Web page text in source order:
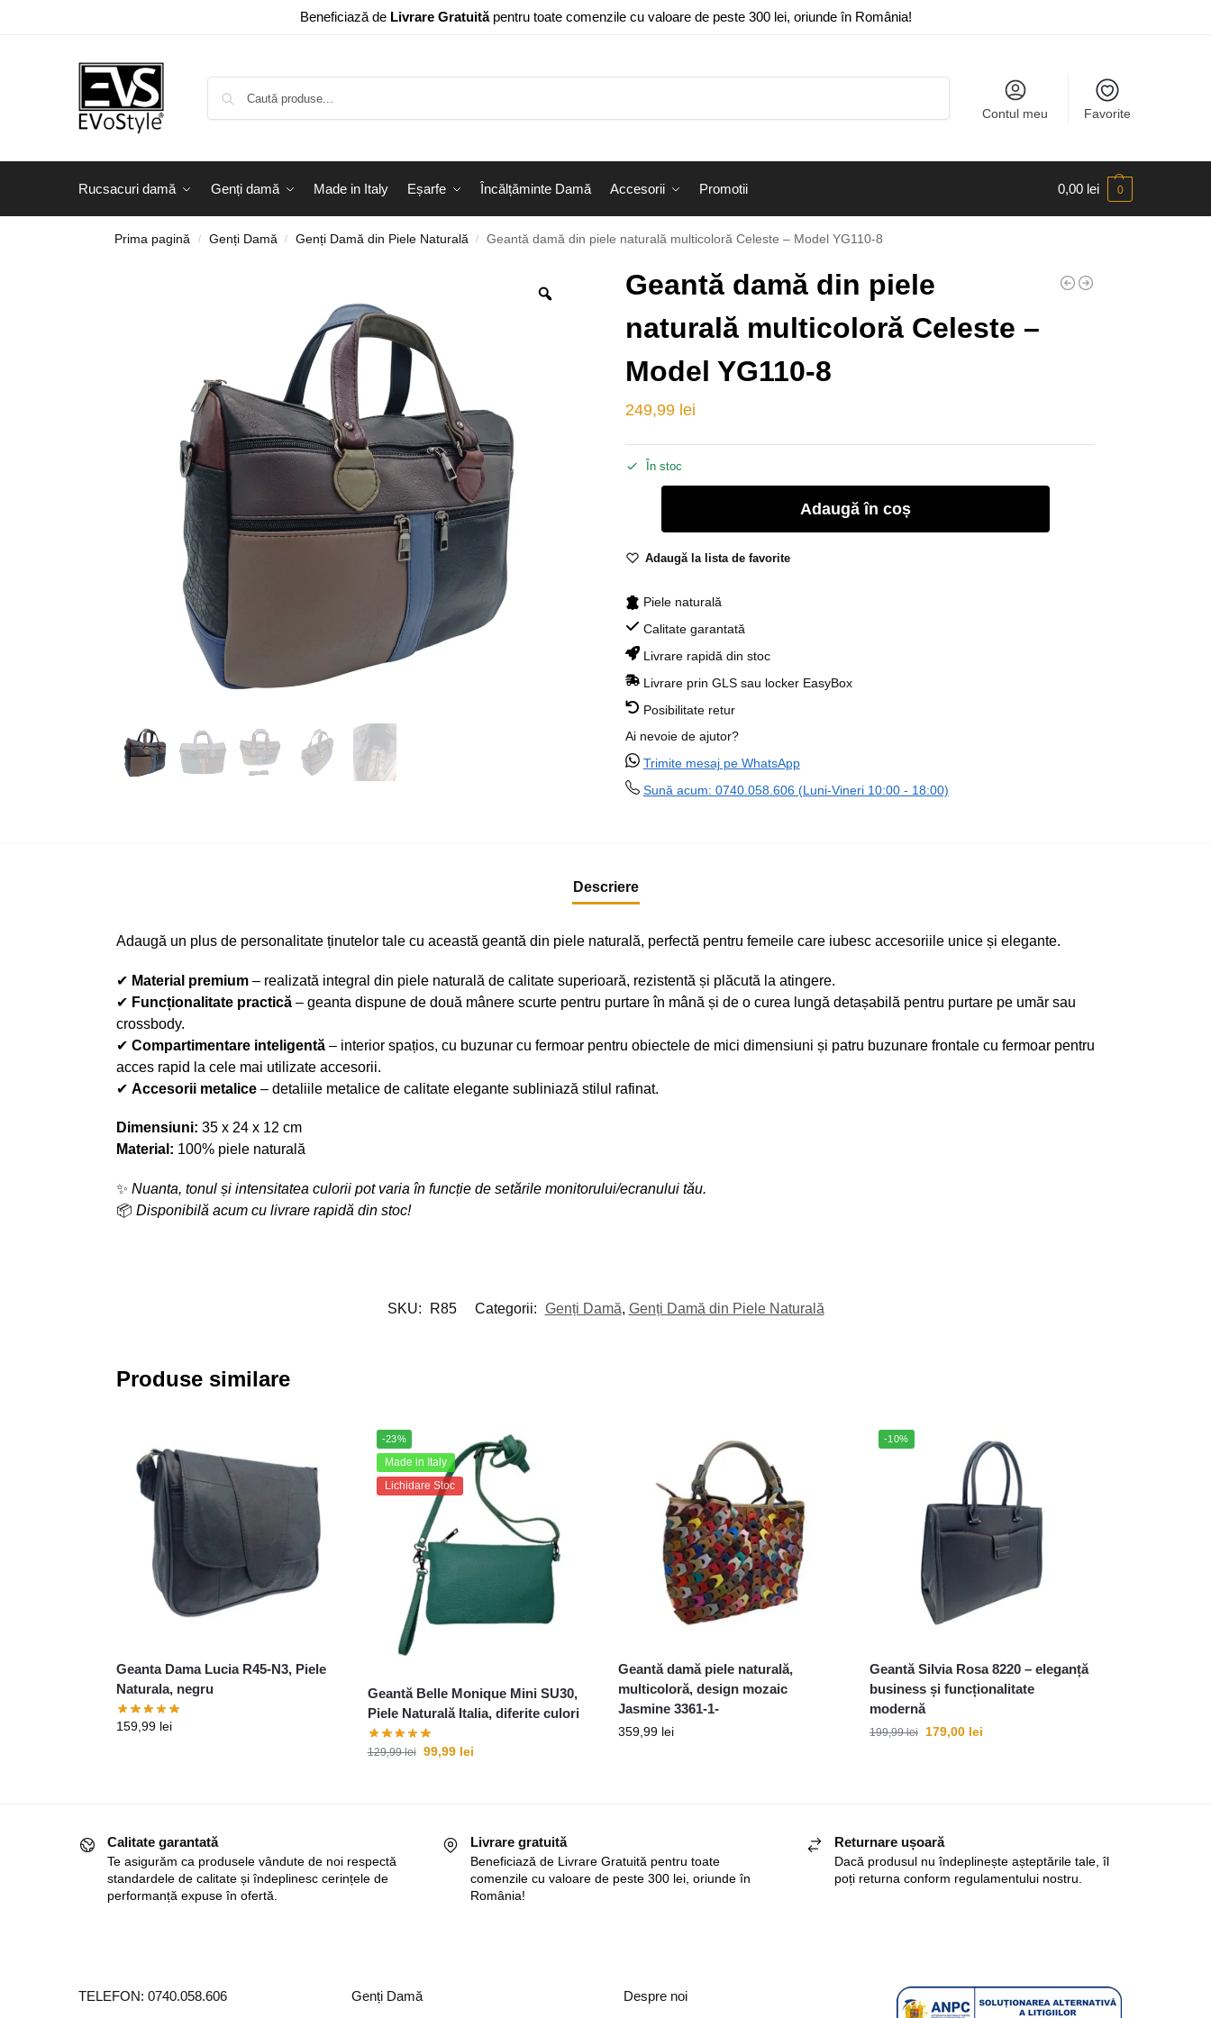
Beneficiază de Livrare Gratuităpentru toate comenzile cu valoare de peste 300 lei, oriunde în România!
Contul meu Favorite
Rucsacuri damă Genți damă Made in Italy Eșarfe Încălțăminte Damă Accesorii Promotii 0,00 lei 0
Prima pagină / Genți Damă / Genți Damă din Piele Naturală / Geantă damă din piele naturală multicoloră Celeste – Model YG110-8
Geantă damă din piele
naturală multicoloră Celeste –
Model YG110-8
249,99 lei
În stoc
Adaugă în coș
Adaugă la lista de favorite
Piele naturală
Calitate garantată
Livrare rapidă din stoc
Livrare prin GLS sau locker EasyBox
Posibilitate retur
Ai nevoie de ajutor?
Trimite mesaj pe WhatsApp
Sună acum: 0740.058.606 (Luni-Vineri 10:00 - 18:00)
Descriere
Adaugă un plus de personalitate ținutelor tale cu această geantă din piele naturală, perfectă pentru femeile care iubesc accesoriile unice și elegante.
✔ Material premium– realizată integral din piele naturală de calitate superioară, rezistentă și plăcută la atingere.
✔ Funcționalitate practică– geanta dispune de două mânere scurte pentru purtare în mână și de o curea lungă detașabilă pentru purtare pe umăr sau
crossbody.
✔ Compartimentare inteligentă– interior spațios, cu buzunar cu fermoar pentru obiectele de mici dimensiuni și patru buzunare frontale cu fermoar pentru
acces rapid la cele mai utilizate accesorii.
✔ Accesorii metalice– detaliile metalice de calitate elegante subliniază stilul rafinat.
Dimensiuni: 35 x 24 x 12 cm
Material: 100% piele naturală
✨ Nuanta, tonul și intensitatea culorii pot varia în funcție de setările monitorului/ecranului tău.
📦 Disponibilă acum cu livrare rapidă din stoc!
SKU: R85 Categorii: Genți Damă, Genți Damă din Piele Naturală
Produse similare
Geanta Dama Lucia R45-N3, Piele
Naturala, negru
159,99 lei
-23%
Made in Italy
Lichidare Stoc
Geantă Belle Monique Mini SU30,
Piele Naturală Italia, diferite culori
129,99lei 99,99 lei
Geantă damă piele naturală,
multicoloră, design mozaic
Jasmine 3361-1-
359,99 lei
-10%
Geantă Silvia Rosa 8220 – eleganță
business și funcționalitate
modernă
199,99lei 179,00 lei
Calitate garantată
Te asigurăm ca produsele vândute de noi respectă
standardele de calitate și îndeplinesc cerințele de
performanță expuse în ofertă.
Livrare gratuită
Beneficiază de Livrare Gratuită pentru toate
comenzile cu valoare de peste 300 lei, oriunde în
România!
Returnare ușoară
Dacă produsul nu îndeplinește așteptările tale, îl
poți returna conform regulamentului nostru.
TELEFON: 0740.058.606 Genți Damă Despre noi